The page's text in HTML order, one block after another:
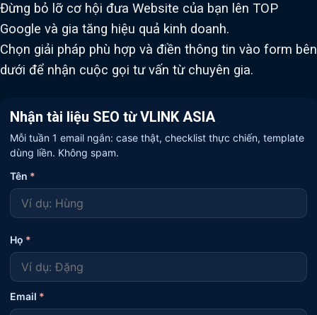
Đừng bỏ lỡ cơ hội đưa Website của bạn lên TOP
Google và gia tăng hiệu quả kinh doanh.
Chọn giải pháp phù hợp và điền thông tin vào form bên
dưới để nhận cuộc gọi tư vấn từ chuyên gia.
Nhận tài liệu SEO từ VLINK ASIA
Mỗi tuần 1 email ngắn: case thật, checklist thực chiến, template
dùng liền. Không spam.
Tên *
Họ *
Email *